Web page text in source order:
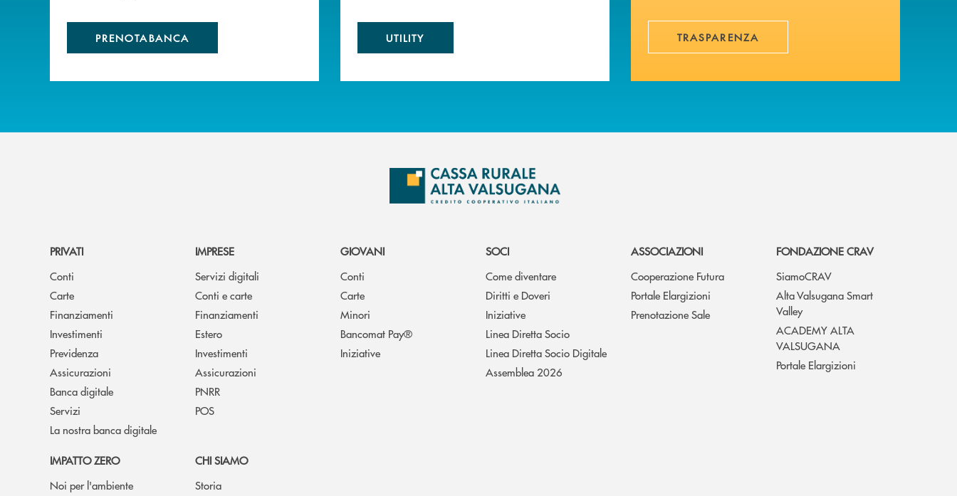
PRENOTABANCA UTILITY TRASPARENZA
PRIVATI
Conti
Carte
Finanziamenti
Investimenti
Previdenza
Assicurazioni
Banca digitale
Servizi
La nostra banca digitale
IMPRESE
Servizi digitali
Conti e carte
Finanziamenti
Estero
Investimenti
Assicurazioni
PNRR
POS
GIOVANI
Conti
Carte
Minori
Bancomat Pay®
Iniziative
SOCI
Come diventare
Diritti e Doveri
Iniziative
Linea Diretta Socio
Linea Diretta Socio Digitale
Assemblea 2026
ASSOCIAZIONI
Cooperazione Futura
Portale Elargizioni
Prenotazione Sale
FONDAZIONE CRAV
SiamoCRAV
Alta Valsugana Smart
Valley
ACADEMY ALTA
VALSUGANA
Portale Elargizioni
IMPATTO ZERO
Noi per l'ambiente
CHI SIAMO
Storia